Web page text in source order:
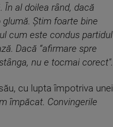
al doilea rând, dacă
glumă. Ştim foarte bine
cum este condus partidul
Dacă “afirmare spre
nu e tocmai corect".
cu lupta împotriva unei
împăcat. Convingerile